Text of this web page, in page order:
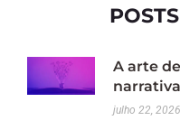
A arte
julho 22, 2026